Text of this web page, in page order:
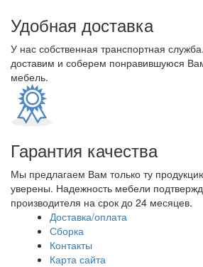
Удобная доставка
У нас собственная транспортная
доставим и соберем понравившуюся
мебель.
Гарантия качества
Мы предлагаем Вам только ту
уверены. Надежность мебели
производителя на срок до 24 месяцев.
Доставка/оплата
Сборка
Контакты
Карта сайта